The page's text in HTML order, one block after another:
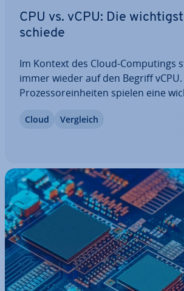
CPU vs. vCPU: Die
schie­de
Im Kontext des Cloud-Com­pu­tings
immer wieder auf den Begriff
Pro­zes­sor­ein­hei­ten spielen eine
sich in einigen Punkten von
Cloud Vergleich